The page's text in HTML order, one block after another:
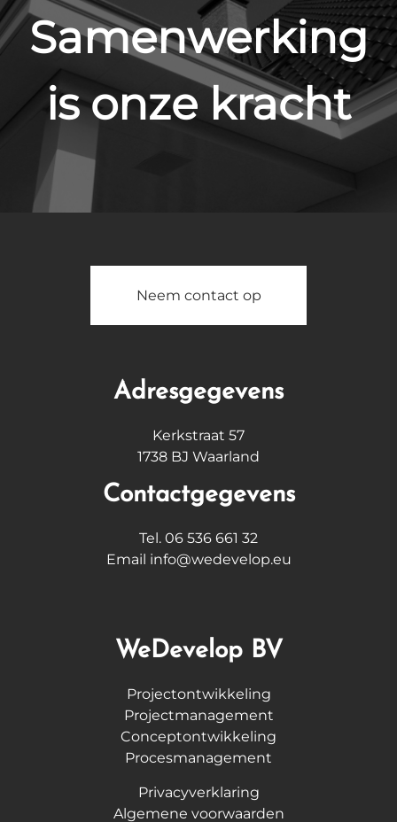
Samenwerking
is onze kracht
Neem contact op
Adresgegevens
Kerkstraat 57
1738 BJ Waarland
Contactgegevens
Tel. 06 536 661 32
Email info@wedevelop.eu
WeDevelop BV
Projectontwikkeling
Projectmanagement
Conceptontwikkeling
Procesmanagement
Privacyverklaring
Algemene voorwaarden